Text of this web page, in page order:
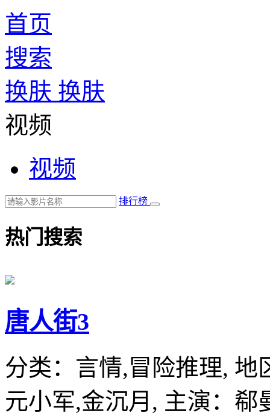
首页
搜索
换肤 换肤
视频
视频
排行榜
热门搜索
唐人街3
分类： 言情,冒险推理, 地
元小军,金沉月, 主演： 郗